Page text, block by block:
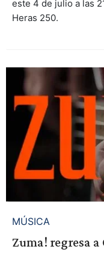
este 4 de julio a las
Heras 250.
MÚSICA
Zuma! regresa a